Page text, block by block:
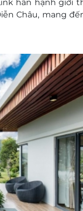
khi mua dịch
30/9 phụ thu
phóng Miền Nam
sáng và kê giường
sáng và không
hân hạnh giới
Châu, mang